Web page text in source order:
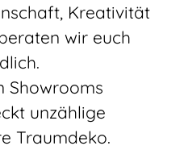
Kreativität
wir euch
Showrooms
unzählige
Traumdeko.